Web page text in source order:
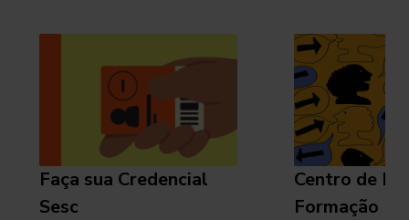
Faça sua Credencial
Sesc
Centro de
Formação